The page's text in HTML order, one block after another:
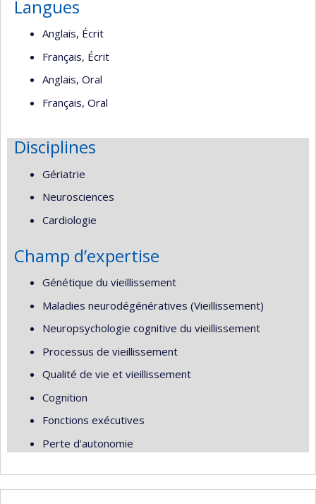
Langues
Anglais, Écrit
Français, Écrit
Anglais, Oral
Français, Oral
Disciplines
Gériatrie
Neurosciences
Cardiologie
Champ d’expertise
Génétique du vieillissement
Maladies neurodégénératives (Vieillissement)
Neuropsychologie cognitive du vieillissement
Processus de vieillissement
Qualité de vie et vieillissement
Cognition
Fonctions exécutives
Perte d'autonomie